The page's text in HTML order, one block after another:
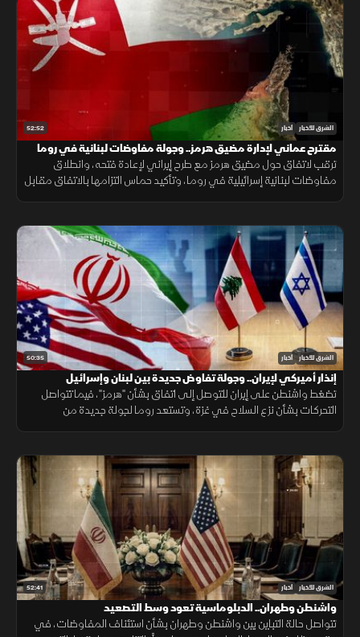
52:52 الشرق للأخبار أخبار
مقترح عماني لإدارة مضيق هرمز.. وجولة مفاوضات لبنانية في روما
ترقب لاتفاق حول مضيق هرمز مع طرح إيراني لإعادة فتحه، وانطلاق
مفاوضات لبنانية إسرائيلية في روما، وتأكيد حماس التزامها بالاتفاق مقابل
50:35 الشرق للأخبار أخبار
إنذار أميركي لإيران.. وجولة تفاوض جديدة بين لبنان وإسرائيل
تضغط واشنطن على إيران للتوصل إلى اتفاق بشأن "هرمز"، فيما تتواصل
التحركات بشأن نزع السلاح في غزة، وتستعد روما لجولة جديدة من
52:41 الشرق للأخبار أخبار
واشنطن وطهران.. الدبلوماسية تعود وسط التصعيد
تتواصل حالة التباين بين واشنطن وطهران بشأن استئناف المفاوضات، في